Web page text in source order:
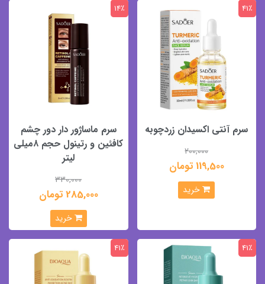
سرم آنتی اکسیدان زردچوبه
200,000
119,500 تومان
41٪
خرید
سرم ماساژور دار دور چشم
کافئین و رتینول حجم ۸میلی
لیتر
330,000
285,000 تومان
14٪
خرید
41٪ 41٪